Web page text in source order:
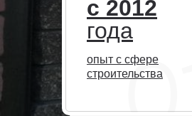
опыт с сфере
строительства
с 2012
года